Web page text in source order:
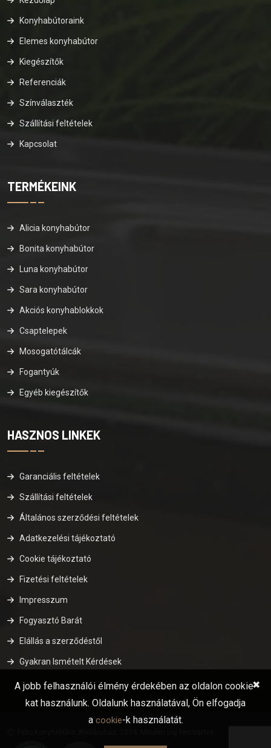
Konyhabútoraink
Elemes konyhabútor
Kiegészítők
Referenciák
Színválaszték
Szállítási feltételek
Kapcsolat
TERMÉKEINK
Alicia konyhabútor
Bonita konyhabútor
Luna konyhabútor
Sara konyhabútor
Akciós konyhablokkok
Csaptelepek
Mosogatótálcák
Fogantyúk
Egyéb kiegészítők
HASZNOS LINKEK
Garanciális feltételek
Szállítási feltételek
Általános szerződési feltételek
Adatkezelési tájékoztató
Cookie tájékoztató
Fizetési feltételek
Impresszum
Fogyasztó Barát
Elállás a szerződéstől
Gyakran Ismételt Kérdések
A jobb felhasználói élmény érdekében az oldalon cookie-
kat használunk. Oldalunk használatával, Ön elfogadja
a cookie-k használatát.
✖